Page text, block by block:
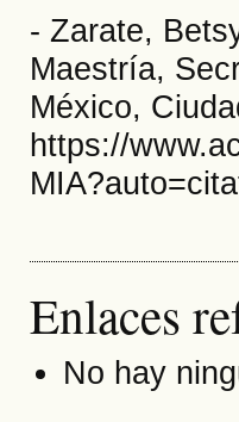
- Zarate,
Maestría,
México,
https://
Enlaces
No hay